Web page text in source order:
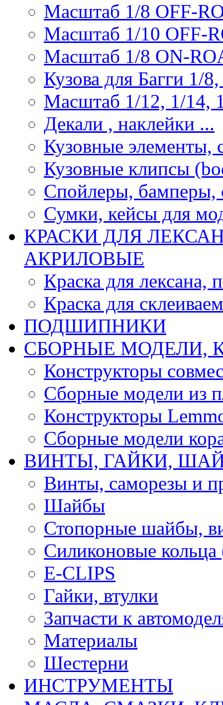
Масштаб 1/8 OFF-
Масштаб 1/10 OFF-
Масштаб 1/8 ON-
Кузова для Багги 1/
Масштаб 1/12, 1/14,
Декали , наклейки ...
Кузовные элементы,
Кузовные клипсы
Спойлеры, бамперы,
Сумки, кейсы для
КРАСКИ ДЛЯ
АКРИЛОВЫЕ
Краска для лексана,
Краска для
ПОДШИПНИКИ
CБОРНЫЕ МОДЕЛИ,
Конструкторы
Сборные модели из
Конструкторы
Сборные модели
ВИНТЫ, ГАЙКИ,
Винты, саморезы и
Шайбы
Стопорные шайбы,
Силиконовые
E-CLIPS
Гайки, втулки
Запчасти к
Материалы
Шестерни
ИНСТРУМЕНТЫ